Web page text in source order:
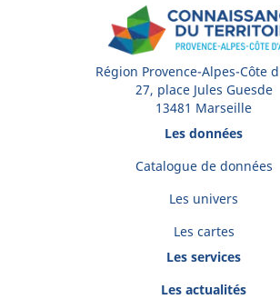
Région Provence-Alpes-Côte
27, place Jules Guesde
13481 Marseille
Les données
Catalogue de données
Les univers
Les cartes
Les services
Les actualités